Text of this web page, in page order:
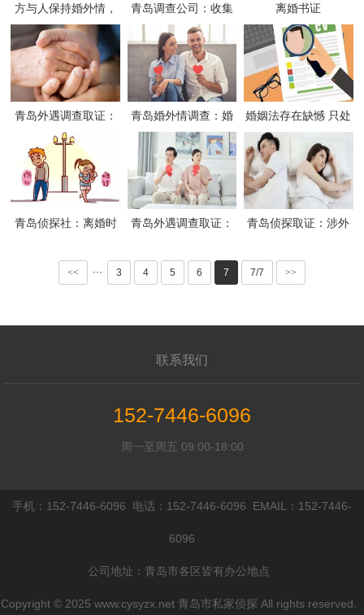
方与人保持婚外情，
但又不同意与另一方
离婚怎么办-
青岛调查公司：收集
婚外情证据的注意事
项
离婚书证
青岛外遇调查取证：
离婚诉讼时，什么外
遇证据会被法院采
信？
青岛婚外情调查：婚
姻出轨第三者需要承
担什么责任吗
婚姻法存在缺憾 只处
罚婚外同居行为不处
罚通奸
青岛侦探社：离婚时
错方
青岛外遇调查取证：
青岛侦探取证：涉外
<< ··· 3 4 5 6 7 7/7 >>
联系我们
152-7446-6096
周一至周五 09:00-18:00
手机：152-7446-6096 电话：152-7446-6096 EMAIL：152-7446-
6096
公司地址：青岛市各区皆有办公地点
Copyright © 2025 www.cysyzx.net 青岛市私家侦探 All rights reserved.